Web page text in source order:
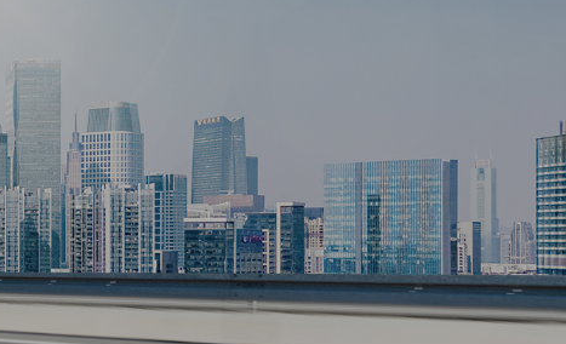
公司相册
荣誉资质
FY-888全自动扁绳手挽机